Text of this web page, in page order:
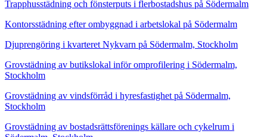
Trapphusstädning och fönsterputs i flerbostadshus på Södermalm
Kontorsstädning efter ombyggnad i arbetslokal på Södermalm
Djuprengöring i kvarteret Nykvarn på Södermalm, Stockholm
Grovstädning av butikslokal inför omprofilering i Södermalm,
Stockholm
Grovstädning av vindsförråd i hyresfastighet på Södermalm,
Stockholm
Grovstädning av bostadsrättsförenings källare och cykelrum i